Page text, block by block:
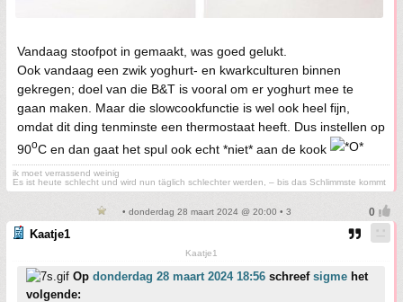
Vandaag stoofpot in gemaakt, was goed gelukt.
Ook vandaag een zwik yoghurt- en kwarkculturen binnen
gekregen; doel van die B&T is vooral om er yoghurt mee te
gaan maken. Maar die slowcookfunctie is wel ook heel fijn,
omdat dit ding tenminste een thermostaat heeft. Dus instellen op
90oC en dan gaat het spul ook echt *niet* aan de kook
ik moet verrassend weinig
Es ist heute schlecht und wird nun täglich schlechter werden, – bis das Schlimmste kommt
• donderdag 28 maart 2024 @ 20:00 • 3
Kaatje1
Kaatje1
Op donderdag 28 maart 2024 18:56 schreef sigme het
volgende: